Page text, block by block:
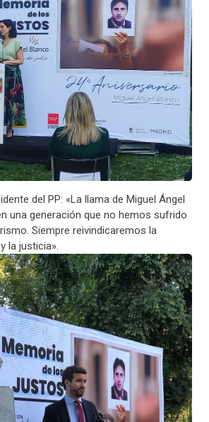
del PP: «La llama de Miguel Ángel
una generación que no hemos sufrido
Siempre reivindicaremos la
la justicia».